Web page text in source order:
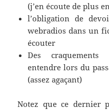
(j’en écoute de plus
l’obligation de
webradios dans un
écouter
Des
entendre lors du
(assez agaçant)
Notez que ce dernier